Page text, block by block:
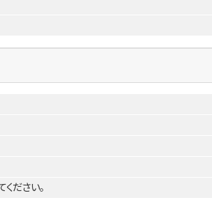
ださい。